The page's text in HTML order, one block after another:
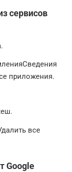
сервисов
приложения.
все
Google